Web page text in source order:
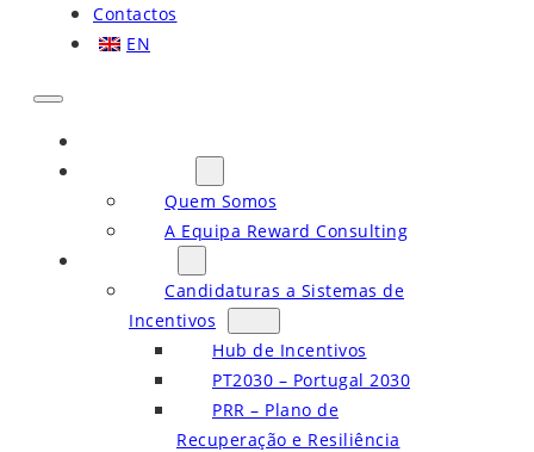
Contactos
EN
Quem Somos
A Equipa Reward Consulting
Candidaturas a Sistemas de
Incentivos
Hub de Incentivos
PT2030 – Portugal 2030
PRR – Plano de
Recuperação e Resiliência